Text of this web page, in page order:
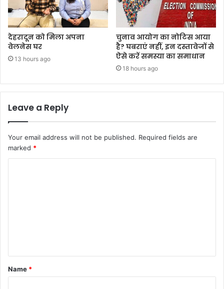
देहरादून को मिला अपना
वेलनेस घर
13 hours ago
चुनाव आयोग का नोटिस आया
है? घबराएं नहीं, इन दस्तावेजों से
ऐसे करें समस्या का समाधान
18 hours ago
Leave a Reply
Your email address will not be published. Required fields are
marked *
t
*
Name *